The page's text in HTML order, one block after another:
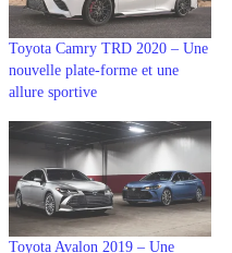
Toyota Camry TRD 2020 – Une
nouvelle plate-forme et une
allure sportive
Toyota Avalon 2019 – Une